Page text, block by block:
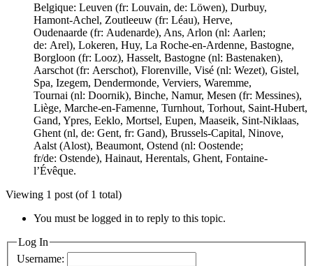
Belgique: Leuven (fr: Louvain, de: Löwen), Durbuy,
Hamont-Achel, Zoutleeuw (fr: Léau), Herve,
Oudenaarde (fr: Audenarde), Ans, Arlon (nl: Aarlen;
de: Arel), Lokeren, Huy, La Roche-en-Ardenne, Bastogne,
Borgloon (fr: Looz), Hasselt, Bastogne (nl: Bastenaken),
Aarschot (fr: Aerschot), Florenville, Visé (nl: Wezet), Gistel,
Spa, Izegem, Dendermonde, Verviers, Waremme,
Tournai (nl: Doornik), Binche, Namur, Mesen (fr: Messines),
Liège, Marche-en-Famenne, Turnhout, Torhout, Saint-Hubert,
Gand, Ypres, Eeklo, Mortsel, Eupen, Maaseik, Sint-Niklaas,
Ghent (nl, de: Gent, fr: Gand), Brussels-Capital, Ninove,
Aalst (Alost), Beaumont, Ostend (nl: Oostende;
fr/de: Ostende), Hainaut, Herentals, Ghent, Fontaine-
l’Évêque.
Viewing 1 post (of 1 total)
You must be logged in to reply to this topic.
Log In
Username: